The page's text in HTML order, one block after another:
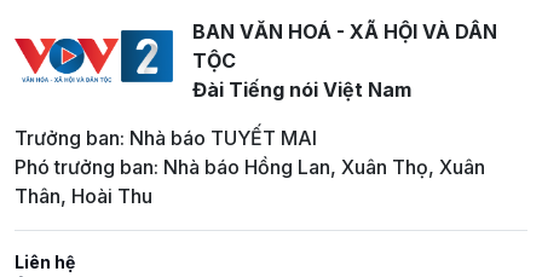
BAN VĂN HOÁ - XÃ HỘI VÀ DÂN
TỘC
Đài Tiếng nói Việt Nam
Trưởng ban: Nhà báo TUYẾT MAI
Phó trưởng ban: Nhà báo Hồng Lan, Xuân Thọ, Xuân
Thân, Hoài Thu
Liên hệ